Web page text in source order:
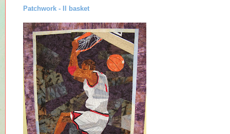
Patchwork - Il basket